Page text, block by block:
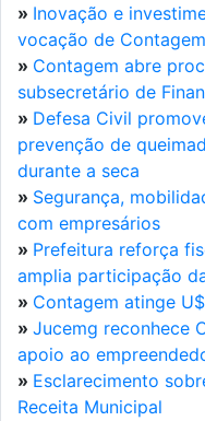
» Inovação e
vocação de
» Contagem abre
subsecretário de
» Defesa Civil
prevenção de
durante a seca
» Segurança,
com empresários
» Prefeitura reforça
amplia participação
» Contagem atinge
» Jucemg reconhece
apoio ao
» Esclarecimento
Receita Municipal